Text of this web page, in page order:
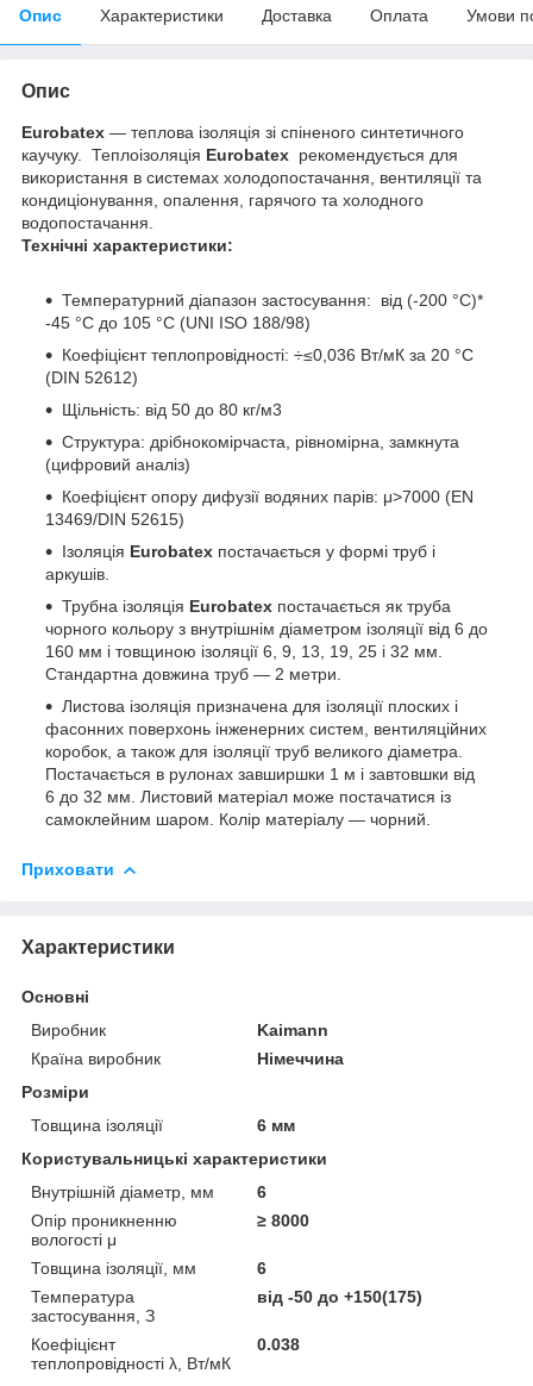
Опис Характеристики Доставка Оплата Умови
Опис
Eurobatex — теплова ізоляція зі спіненого синтетичного
каучуку. Теплоізоляція Eurobatex рекомендується для
використання в системах холодопостачання, вентиляції та
кондиціонування, опалення, гарячого та холодного
водопостачання.
Технічні характеристики:
Температурний діапазон застосування: від (-200 °C)*
-45 °C до 105 °C (UNI ISO 188/98)
Коефіцієнт теплопровідності: ÷≤0,036 Вт/мК за 20 °C
(DIN 52612)
Щільність: від 50 до 80 кг/м3
Структура: дрібнокомірчаста, рівномірна, замкнута
(цифровий аналіз)
Коефіцієнт опору дифузії водяних парів: μ>7000 (EN
13469/DIN 52615)
Ізоляція Eurobatex постачається у формі труб і
аркушів.
Трубна ізоляція Eurobatex постачається як труба
чорного кольору з внутрішнім діаметром ізоляції від 6 до
160 мм і товщиною ізоляції 6, 9, 13, 19, 25 і 32 мм.
Стандартна довжина труб — 2 метри.
Листова ізоляція призначена для ізоляції плоских і
фасонних поверхонь інженерних систем, вентиляційних
коробок, а також для ізоляції труб великого діаметра.
Постачається в рулонах завширшки 1 м і завтовшки від
6 до 32 мм. Листовий матеріал може постачатися із
самоклейним шаром. Колір матеріалу — чорний.
Приховати
Характеристики
Основні
Виробник
Kaimann
Країна виробник
Німеччина
Розміри
Товщина ізоляції
6 мм
Користувальницькі характеристики
Внутрішній діаметр, мм
6
Опір проникненню
вологості μ
≥ 8000
Товщина ізоляції, мм
6
Температура
застосування, З
від -50 до +150(175)
Коефіцієнт
теплопровідності λ, Вт/мК
0.038